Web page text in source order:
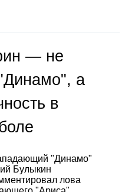
— не
а
в
"Динамо"
Булыкин
лова